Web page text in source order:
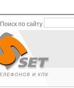
Поиск по сайту